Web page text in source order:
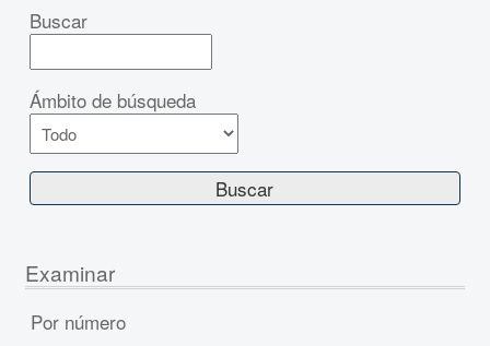
Buscar
Ámbito de búsqueda
Examinar
Por número